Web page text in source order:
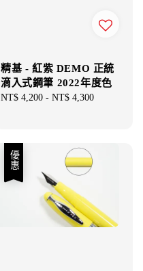
精基 - 紅紫 DEMO 正統
滴入式鋼筆 2022年度色
Regular
NT$ 4,200 - NT$ 4,300
優惠